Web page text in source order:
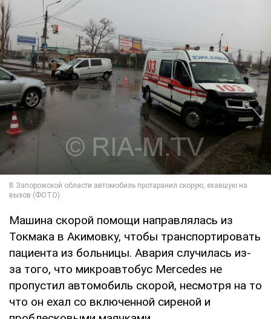
Машина скорой помощи направлялась из
Токмака в Акимовку, чтобы транспортировать
пациента из больницы. Авария случилась из-
за того, что микроавтобус Mercedes не
пропустил автомобиль скорой, несмотря на то
что он ехал со включенной сиреной и